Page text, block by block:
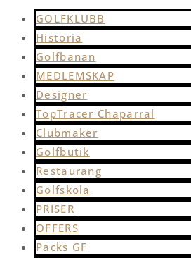
GOLFKLUBB
Historia
Golfbanan
MEDLEMSKAP
Designer
TopTracer Chaparral
Clubmaker
Golfbutik
Restaurang
Golfskola
PRISER
OFFERS
Packs GF